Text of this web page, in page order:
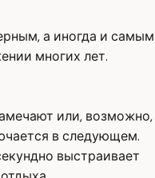
а иногда и самым
многих лет.
или, возможно,
в следующем.
выстраивает